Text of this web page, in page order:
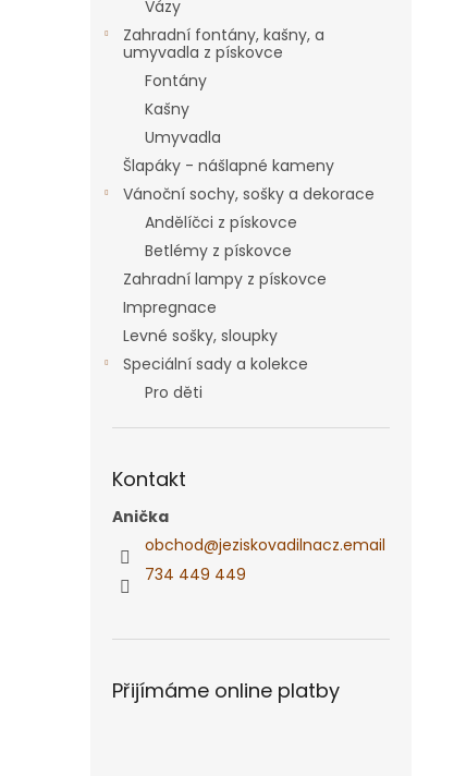
Vázy
Zahradní fontány, kašny, a
umyvadla z pískovce
Fontány
Kašny
Umyvadla
Šlapáky - nášlapné kameny
Vánoční sochy, sošky a dekorace
Andělíčci z pískovce
Betlémy z pískovce
Zahradní lampy z pískovce
Impregnace
Levné sošky, sloupky
Speciální sady a kolekce
Pro děti
Kontakt
Anička
obchod@jeziskovadilnacz.email
734 449 449
Přijímáme online platby